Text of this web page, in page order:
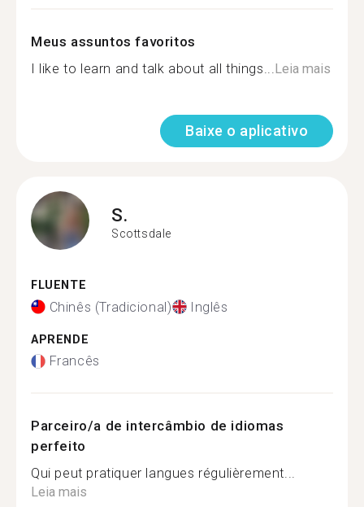
Meus assuntos favoritos
I like to learn and talk about all things...Leia mais
Baixe o aplicativo
S.
Scottsdale
FLUENTE
Chinês (Tradicional) Inglês
APRENDE
Francês
Parceiro/a de intercâmbio de idiomas
perfeito
Qui peut pratiquer langues régulièrement...
Leia mais